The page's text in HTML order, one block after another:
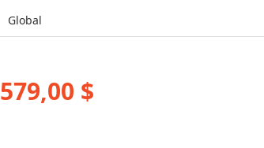
Global
579,00 $